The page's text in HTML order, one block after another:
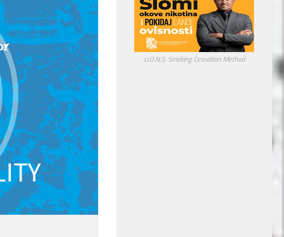
Li.O.N.S. Smoking Cessation Method